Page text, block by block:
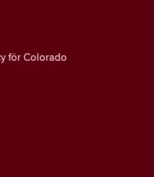
för Colorado